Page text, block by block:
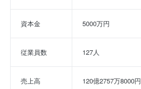
資本金 5000万円
従業員数 127人
売上高 120億2757万8000円